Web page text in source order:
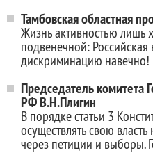
Тамбовская областная
Жизнь активностью лишь
подвенечной: Российская
дискриминацию навечно!
Председатель комитета
РФ В.Н.Плигин
В порядке статьи 3
осуществлять свою
через петиции и выборы.